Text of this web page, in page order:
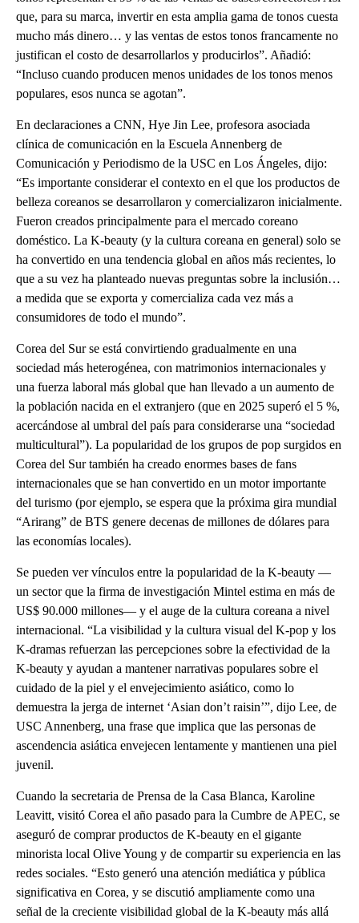
que, para su marca, invertir en esta amplia gama de tonos cuesta
mucho más dinero… y las ventas de estos tonos francamente no
justifican el costo de desarrollarlos y producirlos”. Añadió:
“Incluso cuando producen menos unidades de los tonos menos
populares, esos nunca se agotan”.
En declaraciones a CNN, Hye Jin Lee, profesora asociada
clínica de comunicación en la Escuela Annenberg de
Comunicación y Periodismo de la USC en Los Ángeles, dijo:
“Es importante considerar el contexto en el que los productos de
belleza coreanos se desarrollaron y comercializaron inicialmente.
Fueron creados principalmente para el mercado coreano
doméstico. La K-beauty (y la cultura coreana en general) solo se
ha convertido en una tendencia global en años más recientes, lo
que a su vez ha planteado nuevas preguntas sobre la inclusión…
a medida que se exporta y comercializa cada vez más a
consumidores de todo el mundo”.
Corea del Sur se está convirtiendo gradualmente en una
sociedad más heterogénea, con matrimonios internacionales y
una fuerza laboral más global que han llevado a un aumento de
la población nacida en el extranjero (que en 2025 superó el 5 %,
acercándose al umbral del país para considerarse una “sociedad
multicultural”). La popularidad de los grupos de pop surgidos en
Corea del Sur también ha creado enormes bases de fans
internacionales que se han convertido en un motor importante
del turismo (por ejemplo, se espera que la próxima gira mundial
“Arirang” de BTS genere decenas de millones de dólares para
las economías locales).
Se pueden ver vínculos entre la popularidad de la K-beauty —
un sector que la firma de investigación Mintel estima en más de
US$ 90.000 millones— y el auge de la cultura coreana a nivel
internacional. “La visibilidad y la cultura visual del K-pop y los
K-dramas refuerzan las percepciones sobre la efectividad de la
K-beauty y ayudan a mantener narrativas populares sobre el
cuidado de la piel y el envejecimiento asiático, como lo
demuestra la jerga de internet ‘Asian don’t raisin’”, dijo Lee, de
USC Annenberg, una frase que implica que las personas de
ascendencia asiática envejecen lentamente y mantienen una piel
juvenil.
Cuando la secretaria de Prensa de la Casa Blanca, Karoline
Leavitt, visitó Corea el año pasado para la Cumbre de APEC, se
aseguró de comprar productos de K-beauty en el gigante
minorista local Olive Young y de compartir su experiencia en las
redes sociales. “Esto generó una atención mediática y pública
significativa en Corea, y se discutió ampliamente como una
señal de la creciente visibilidad global de la K-beauty más allá